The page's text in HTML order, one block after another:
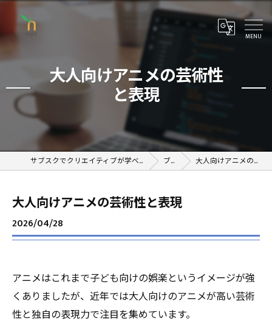
大人向けアニメの芸術性
と表現
サブスクでクリエイティブが学べるオンラインスクール ブログ 大人向けアニメの芸術性と表現
大人向けアニメの芸術性と表現
2026/04/28
アニメはこれまで子ども向けの娯楽というイメージが強
くありましたが、近年では大人向けのアニメが高い芸術
性と独自の表現力で注目を集めています。